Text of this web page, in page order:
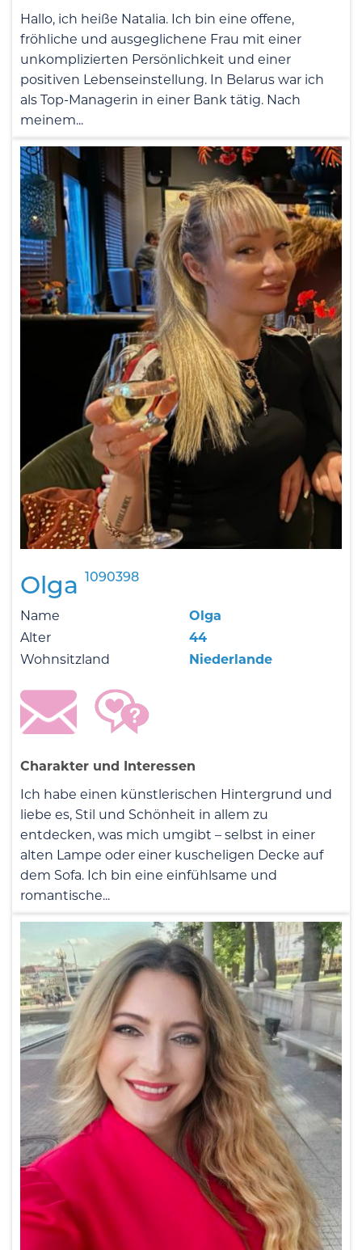
Hallo, ich heiße Natalia. Ich bin eine offene,
fröhliche und ausgeglichene Frau mit einer
unkomplizierten Persönlichkeit und einer
positiven Lebenseinstellung. In Belarus war ich
als Top-Managerin in einer Bank tätig. Nach
meinem...
Olga 1090398
Name
Olga
Alter
44
Wohnsitzland
Niederlande
Charakter und Interessen
Ich habe einen künstlerischen Hintergrund und
liebe es, Stil und Schönheit in allem zu
entdecken, was mich umgibt – selbst in einer
alten Lampe oder einer kuscheligen Decke auf
dem Sofa. Ich bin eine einfühlsame und
romantische...